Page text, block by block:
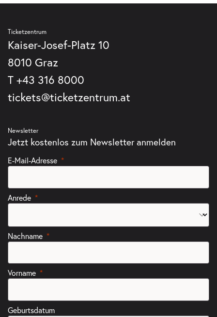
Ticketzentrum
Kaiser-Josef-Platz 10
8010 Graz
T +43 316 8000
tickets@ticketzentrum.at
Newsletter
Jetzt kostenlos zum Newsletter anmelden
E-Mail-Adresse
Anrede
Nachname
Vorname
Geburtsdatum